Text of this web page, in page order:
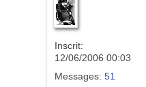
Inscrit:
12/06/2006 00:03
Messages: 51